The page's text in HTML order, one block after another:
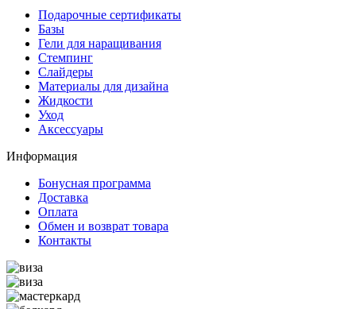
Подарочные сертификаты
Базы
Гели для наращивания
Стемпинг
Слайдеры
Материалы для дизайна
Жидкости
Уход
Аксессуары
Информация
Бонусная программа
Доставка
Оплата
Обмен и возврат товара
Контакты